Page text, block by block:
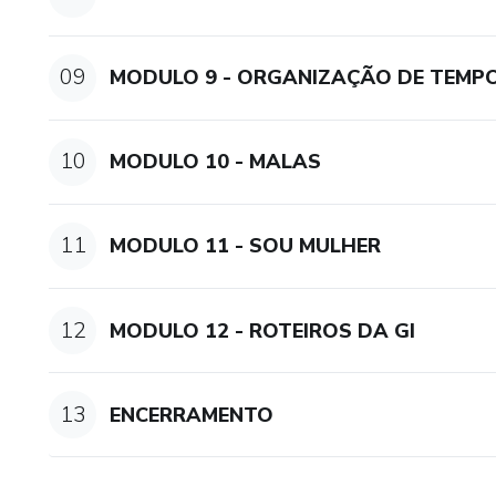
09 MODULO 9 - ORGANIZAÇÃO DE
10 MODULO 10 - MALAS
11 MODULO 11 - SOU MULHER
12 MODULO 12 - ROTEIROS DA GI
13 ENCERRAMENTO